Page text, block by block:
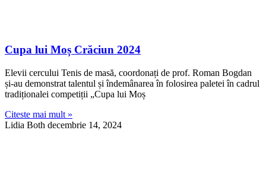
Cupa lui Moș Crăciun 2024
Elevii cercului Tenis de masă, coordonați de prof. Roman Bogdan
și-au demonstrat talentul și îndemânarea în folosirea paletei în cadrul
tradiționalei competiții „Cupa lui Moș
Citeste mai mult »
Lidia Both decembrie 14, 2024